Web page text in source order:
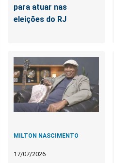
para atuar nas
eleições do RJ
MILTON NASCIMENTO
17/07/2026